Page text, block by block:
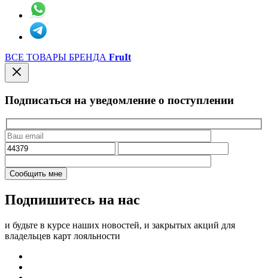
ВСЕ ТОВАРЫ БРЕНДА FruIt
Подписаться на уведомление о поступлении
Подпишитесь на нас
и будьте в курсе наших новостей, и закрытых акций для
владельцев карт лояльности